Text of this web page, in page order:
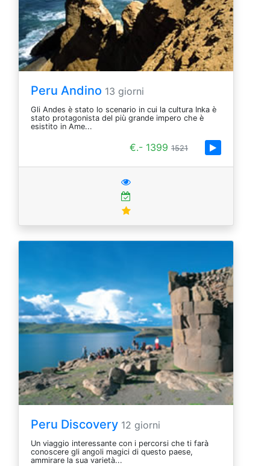
Peru Andino 13 giorni
Gli Andes è stato lo scenario in cui la cultura Inka è
stato protagonista del più grande impero che è
esistito in Ame...
€.- 1399 1521
Peru Discovery 12 giorni
Un viaggio interessante con i percorsi che ti farà
conoscere gli angoli magici di questo paese,
ammirare la sua varietà...